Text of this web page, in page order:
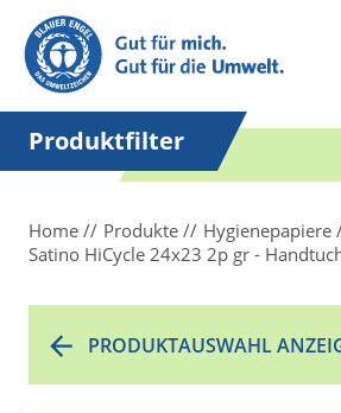
Suchbegriff in
Anführungszeichen
setzen.
Produktfilter
Home Produkte
Hygienepapiere
Satino HiCycle 24x23 2p gr -
PRODUKTAUSWAHL